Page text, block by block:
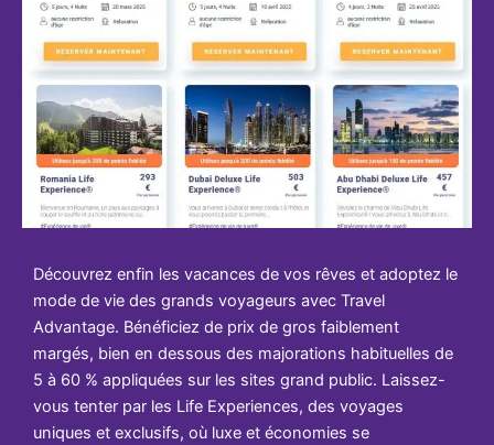
Découvrez enfin les vacances de vos rêves et adoptez le
mode de vie des grands voyageurs avec Travel
Advantage. Bénéficiez de prix de gros faiblement
margés, bien en dessous des majorations habituelles de
5 à 60 % appliquées sur les sites grand public. Laissez-
vous tenter par les Life Experiences, des voyages
uniques et exclusifs, où luxe et économies se